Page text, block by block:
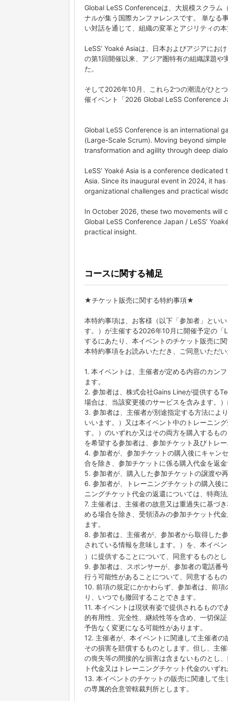
Global LeSS Conferenceは、大規模スクラム
ナルが集う国際カンファレンスです。 単なる
い対話を通じて、組織の変革とアジリティの本
LeSS’ Yoaké Asiaは、日本およびアジアにお
の第1回開催以来、アジア圏特有の組織課題
た。
そして2026年10月、これら2つの潮流がひと
催イベント「2026 Global LeSS Conference
Global LeSS Conference is an international
(Large-Scale Scrum). Moving beyond
transformation and agility through deep
LeSS’ Yoaké Asia is a conference
Asia. Since its inaugural event in 2024, it
organizational challenges and practical
In October 2026, these two movements will
Global LeSS Conference Japan / LeSS’
practical insight.
コースに関する補足
★チケット販売に関する特約事項★
本特約事項は、お客様（以下「参加者」とい
す。）が主催する2026年10月に開催予定の
するにあたり、本イベントのチケット販売に
本特約事項をお読みいただき、ご同意いただ
1. 本イベントは、主催者が定める内容のカン
ます。
2. 参加者は、株式会社Gains Lineが提供する
場合は、当該変更後のサービスを含みます。
3. 参加者は、主催者が別途指定する方法によ
いいます。）又は本イベント中のトレーニン
す。）のいずれか又はその両方を購入するも
を希望する参加者は、参加チケット及びトレ
4. 参加者が、参加チケットの購入後にキャン
合を除き、参加チケットに係る購入代金を返
5. 参加者が、購入した参加チケットの譲渡や
6. 参加者が、トレーニングチケットの購入後
ニングチケット代金の返還については、特商
7. 主催者は、主催者の故意又は重過失に基づ
める場合を除き、受領済みの参加チケット代
ます。
8. 参加者は、主催者が、参加者から取得した
されている情報を意味します。）を、本イベ
）に提供することについて、同意するものとし
9. 参加者は、スポンサーが、参加者の電話番
行う可能性があることについて、同意するもの
10. 前項の規定にかかわらず、参加者は、前
り、いつでも撤回することできます。
11. 本イベントは現状有姿で提供されるもの
的有用性、完全性、継続性等を含め、一切保
予告なく変更になる可能性があります。
12. 主催者が、本イベントに関連して主催者
その損害を賠償するものとします。但し、主
の喪失等の間接的な損害は含まないものとし
ト代金又はトレーニングチケット代金のいず
13. 本イベントのチケットの販売に関連して
の専属的合意管轄裁判所とします。